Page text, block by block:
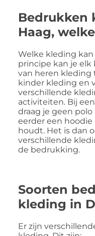
Bedrukken
Haag,
Welke kleding
principe kan je
van heren kleding
kinder kleding en
verschillende
activiteiten. Bij
draag je geen
eerder een
houdt. Het is dan
verschillende
de bedrukking.
Soorten
kleding in
Er zijn